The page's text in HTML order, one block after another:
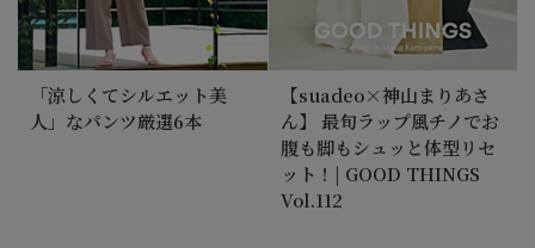
「涼しくてシルエット美
人」なパンツ厳選6本
【suadeo×神山まりあさ
ん】 最旬ラップ風チノでお
腹も脚もシュッと体型リセ
ット！| GOOD THINGS
Vol.112